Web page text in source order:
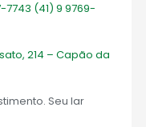
7743 (41) 9 9769-
214 – Capão da
Seu lar